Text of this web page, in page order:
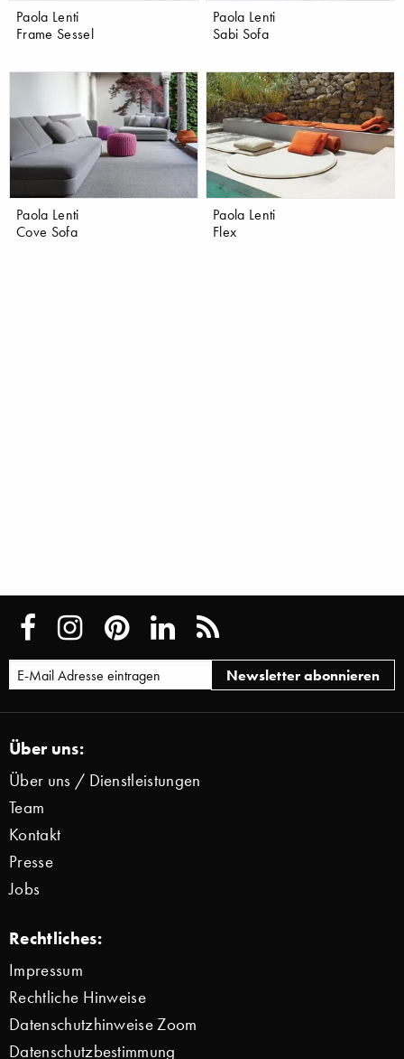
Paola Lenti
Frame Sessel
Paola Lenti
Sabi Sofa
Paola Lenti
Cove Sofa
Paola Lenti
Flex
Über uns:
Über uns / Dienstleistungen
Team
Kontakt
Presse
Jobs
Rechtliches:
Impressum
Rechtliche Hinweise
Datenschutzhinweise Zoom
Datenschutzbestimmung